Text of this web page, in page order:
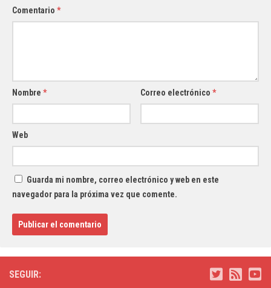
Comentario *
Nombre * Correo electrónico*
Web
Guarda mi nombre, correo electrónico y web en este
navegador para la próxima vez que comente.
SEGUIR: